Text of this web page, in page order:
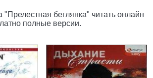
"Прелестная беглянка" читать онлайн
полные версии.